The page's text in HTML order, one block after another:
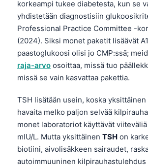
korkeampi tukee diabetesta, kun se
yhdistetään diagnostisiin
Professional Practice Committee -
(2024). Siksi monet paketit lisäävät
paastoglukoosi olisi jo CMP:ssä;
raja-arvo osoittaa, missä tuo
missä se vain kasvattaa pakettia.
TSH lisätään usein, koska
havaita melko paljon selvää
monet laboratoriot käyttävät
mIU/L. Mutta yksittäinen TSH on
biotiini, aivolisäkkeen sairaudet,
autoimmuuninen kilpirauhastulehdus